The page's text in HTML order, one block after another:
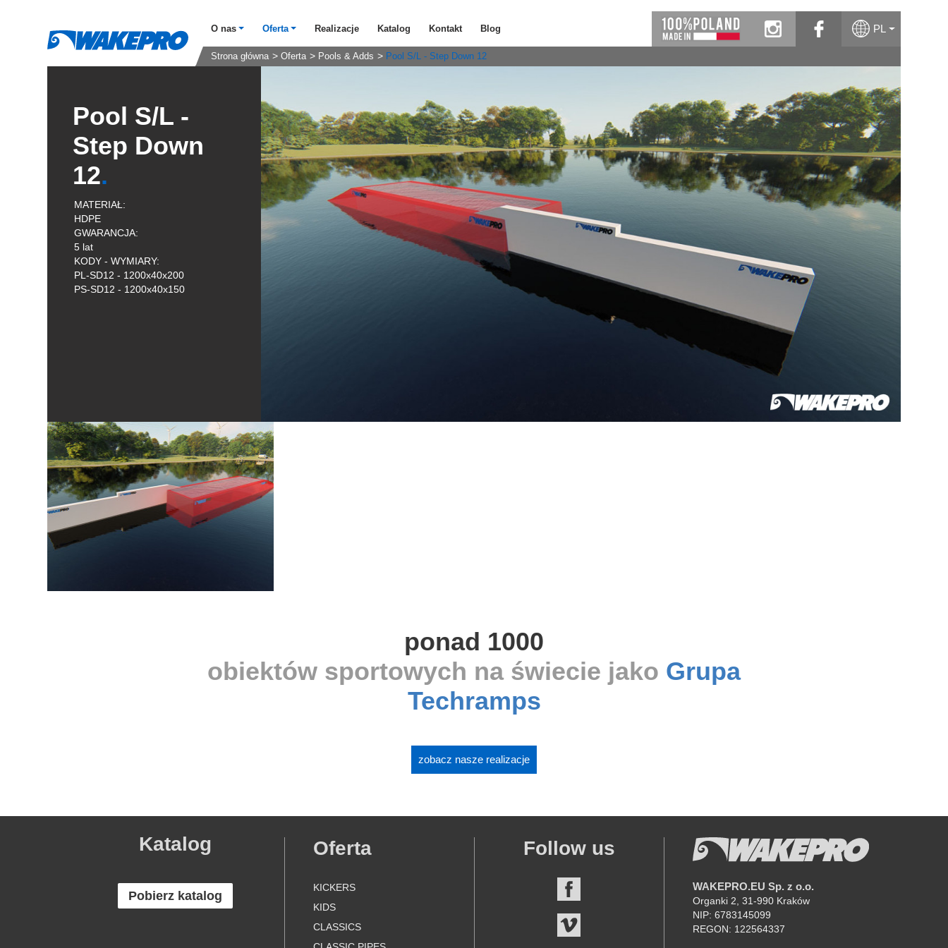
O nas Oferta Realizacje Katalog Kontakt Blog
instagram
PL
Strona główna Oferta Pools & Adds Pool S/L - Step Down 12
Pool S/L -
Step Down
12
MATERIAŁ:
HDPE
GWARANCJA:
5 lat
KODY - WYMIARY:
PL-SD12 - 1200x40x200
PS-SD12 - 1200x40x150
ponad 1000
obiektów sportowych na świecie jako Grupa
Techramps
zobacz nasze realizacje
Katalog
Pobierz katalog
Oferta
KICKERS
KIDS
CLASSICS
Follow us
WAKEPRO.EU Sp. z o.o.
Organki 2, 31-990 Kraków
NIP: 6783145099
REGON: 122564337